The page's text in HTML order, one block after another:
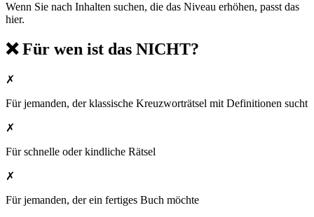
Wenn Sie nach Inhalten suchen, die das Niveau erhöhen, passt das
hier.
❌ Für wen ist das NICHT?
✗
Für jemanden, der klassische Kreuzworträtsel mit Definitionen sucht
✗
Für schnelle oder kindliche Rätsel
✗
Für jemanden, der ein fertiges Buch möchte